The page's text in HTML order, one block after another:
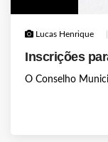
Lucas Henrique
Inscrições
O Conselho